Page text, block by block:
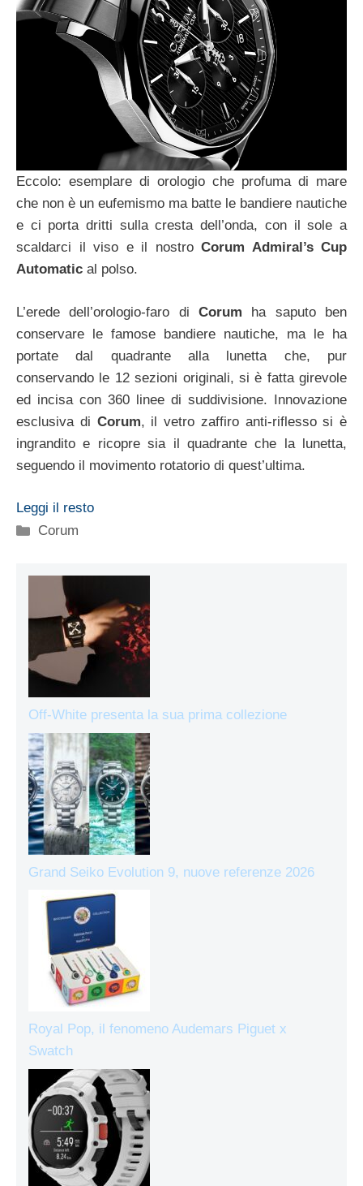
Eccolo: esemplare di orologio che profuma di mare
che non è un eufemismo ma batte le bandiere nautiche
e ci porta dritti sulla cresta dell’onda, con il sole a
scaldarci il viso e il nostro Corum Admiral’s Cup
Automatic al polso.
L’erede dell’orologio-faro di Corum ha saputo ben
conservare le famose bandiere nautiche, ma le ha
portate dal quadrante alla lunetta che, pur
conservando le 12 sezioni originali, si è fatta girevole
ed incisa con 360 linee di suddivisione. Innovazione
esclusiva di Corum, il vetro zaffiro anti-riflesso si è
ingrandito e ricopre sia il quadrante che la lunetta,
seguendo il movimento rotatorio di quest’ultima.
Leggi il resto
Categorie
Corum
Off-White presenta la sua prima collezione
Grand Seiko Evolution 9, nuove referenze 2026
Royal Pop, il fenomeno Audemars Piguet x
Swatch